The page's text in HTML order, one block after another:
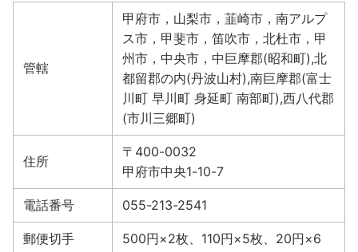
管轄
甲府市，山梨市，韮崎市，南アルプ
ス市，甲斐市，笛吹市，北杜市，甲
州市，中央市，中巨摩郡(昭和町),北
都留郡の内(丹波山村),南巨摩郡(富士
川町 早川町 身延町 南部町),西八代郡
(市川三郷町)
住所
〒400-0032
甲府市中央1-10-7
電話番号 055-213-2541
郵便切手
500円×2枚、110円×5枚、20円×6